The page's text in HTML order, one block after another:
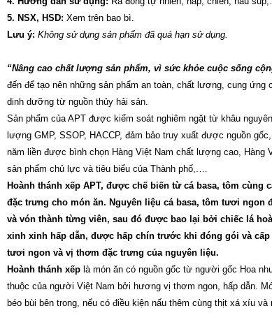
5. NSX, HSD: Xem trên bao bì.
Lưu ý: Không sử dụng sản phẩm đã quá hạn sử dụng.
“Nâng cao chất lượng sản phẩm, vì sức khỏe cuộc sống
đến để tạo nên những sản phẩm an toàn, chất lượng, cung
dinh dưỡng từ nguồn thủy hải sản.
Sản phẩm của APT được kiểm soát nghiêm ngặt từ khâu
lượng GMP, SSOP, HACCP, đảm bảo truy xuất được nguồn
năm liền được bình chọn Hàng Việt Nam chất lượng cao, Hàng
sản phẩm chủ lực và tiêu biểu của Thành phố,.…
Hoành thánh xếp APT, được chế biến từ cá basa, tôm
đặc trưng cho món ăn. Nguyên liệu cá basa, tôm tươi
và vón thành từng viên, sau đó được bao lại bởi chiếc lá
xinh xinh hấp dẫn, được hấp chín trước khi đóng gói và
tươi ngon và vị thơm đặc trưng của nguyên liệu.
Hoành thánh xếp là món ăn có nguồn gốc từ người gốc Hoa
thuộc của người Việt Nam bởi hương vị thơm ngon, hấp dẫn.
béo bùi bên trong, nếu có điều kiện nấu thêm cùng thịt xá xíu